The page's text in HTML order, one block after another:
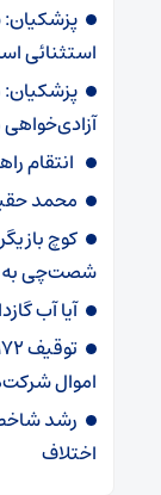
استثنائی
آزادی‌خواهی
انتقام
محمد
کوچ
شصت‌چی به
آیا آب
اموال
رشد
اختلاف